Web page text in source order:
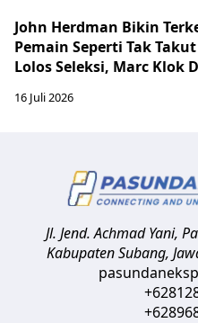
John Herdman Bikin
Pemain Seperti Tak
Lolos Seleksi, Marc Klok
16 Juli 2026
Jl. Jend. Achmad Yani,
Kabupaten Subang,